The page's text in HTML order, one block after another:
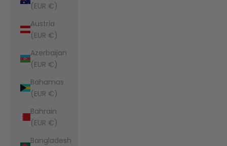
(EUR €)
Austria
(EUR €)
Azerbaijan
(EUR €)
Bahamas
(EUR €)
Bahrain
(EUR €)
Bangladesh